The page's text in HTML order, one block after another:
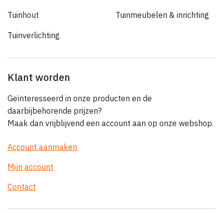
Tuinhout Tuinmeubelen & inrichting
Tuinverlichting
Klant worden
Geïnteresseerd in onze producten en de
daarbijbehorende prijzen?
Maak dan vrijblijvend een account aan op onze webshop.
Account aanmaken
Mijn account
Contact